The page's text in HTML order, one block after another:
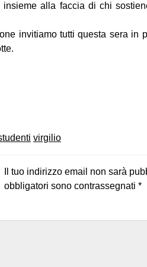
alla faccia di chi
invitiamo tutti questa sera in
virgilio
Il tuo indirizzo email non sarà
obbligatori sono contrassegnati *